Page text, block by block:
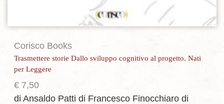
Corisco Books
Trasmettere storie Dallo sviluppo cognitivo al progetto. Nati
per Leggere
€ 7,50
di Ansaldo Patti di Francesco Finocchiaro di